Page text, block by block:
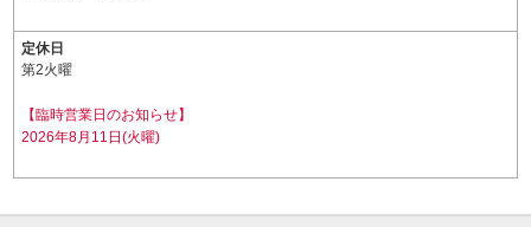
定休日
第2火曜
【臨時営業日のお知らせ】
2026年8月11日(火曜)